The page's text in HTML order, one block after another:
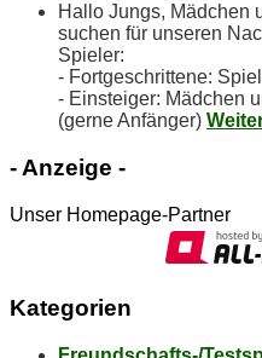
Hallo Jungs, Mädchen
suchen für unseren
Spieler:
- Fortgeschrittene:
- Einsteiger: Mädchen
(gerne Anfänger)
- An­zei­ge -
Unser Homepage-Partner
Ka­te­go­rien